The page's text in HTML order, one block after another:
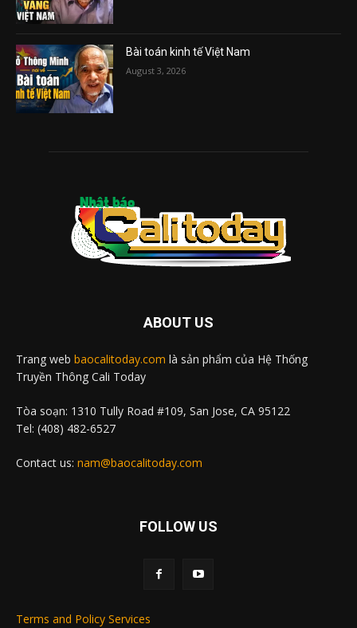
Bài toán kinh tế Việt Nam
August 3, 2026
ABOUT US
Trang web baocalitoday.com là sản phẩm của Hệ Thống
Truyền Thông Cali Today
Tòa soạn: 1310 Tully Road #109, San Jose, CA 95122
Tel: (408) 482-6527
Contact us: nam@baocalitoday.com
FOLLOW US
Terms and Policy Services